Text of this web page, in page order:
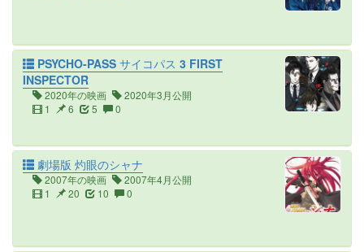
PSYCHO-PASS サイコパス 3 FIRST
INSPECTOR
2020年の映画
2020年3月公開
1
6 5 0
劇場版 灼眼のシャナ
2007年の映画
2007年4月公開
1
20 10 0